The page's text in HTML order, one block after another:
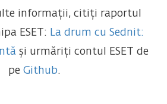
informații, citiți raportul
ESET: La drum cu Sednit:
și urmăriți contul ESET de
pe Github.